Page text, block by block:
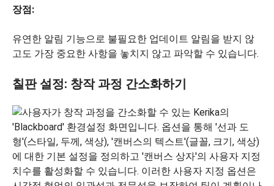
장점:
유연한 알림 기능으로 불필요한 업데이트 알림을 받지 않
고도 가장 중요한 사항을 놓치지 않고 파악할 수 있습니다.
칠판 설정: 창작 과정 간소화하기